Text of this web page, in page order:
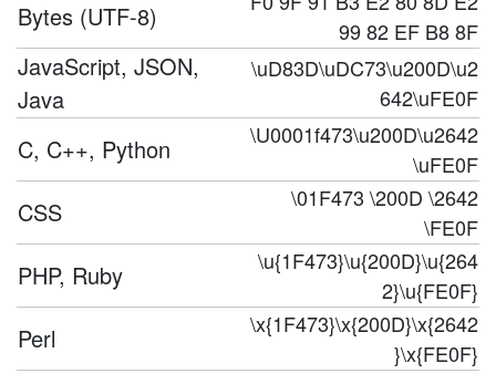
Bytes (UTF-8)
99 82 EF B8 8F
JavaScript, JSON,
Java
\uD83D\uDC73\u200D\u2
642\uFE0F
C, C++, Python
\U0001f473\u200D\u2642
\uFE0F
CSS
\01F473 \200D \2642
\FE0F
PHP, Ruby
\u{1F473}\u{200D}\u{264
2}\u{FE0F}
Perl
\x{1F473}\x{200D}\x{2642
}\x{FE0F}